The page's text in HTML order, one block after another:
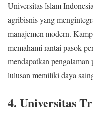
Universitas Islam
agribisnis yang
manajemen modern.
memahami rantai pasok
mendapatkan
lulusan memiliki daya
4. Universitas